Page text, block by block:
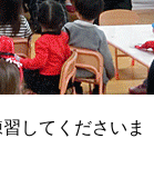
してくださいま